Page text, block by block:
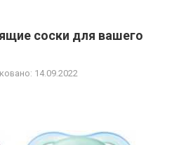
соски для вашего
14.09.2022